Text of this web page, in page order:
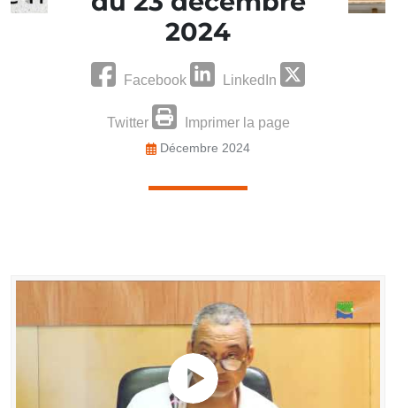
2024
Facebook LinkedIn
Twitter Imprimer la page
Décembre 2024